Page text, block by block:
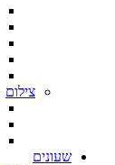
צילום
שעונים